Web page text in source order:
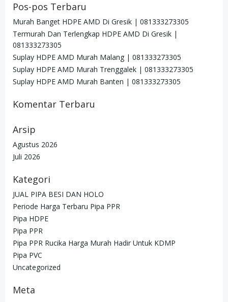
Pos-pos Terbaru
Murah Banget HDPE AMD Di Gresik | 081333273305
Termurah Dan Terlengkap HDPE AMD Di Gresik |
081333273305
Suplay HDPE AMD Murah Malang | 081333273305
Suplay HDPE AMD Murah Trenggalek | 081333273305
Suplay HDPE AMD Murah Banten | 081333273305
Komentar Terbaru
Arsip
Agustus 2026
Juli 2026
Kategori
JUAL PIPA BESI DAN HOLO
Periode Harga Terbaru Pipa PPR
Pipa HDPE
Pipa PPR
Pipa PPR Rucika Harga Murah Hadir Untuk KDMP
Pipa PVC
Uncategorized
Meta